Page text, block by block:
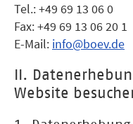
Tel.: +49 69 13 06 0
Fax: +49 69 13 06 20 1
E-Mail: info@boev.de
II.
Website